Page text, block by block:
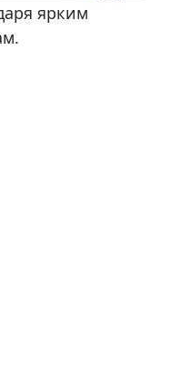
ярким